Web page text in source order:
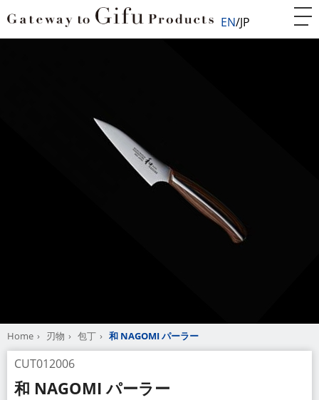
EN JP
Home 刃物 包丁 和 NAGOMI パーラー
CUT012006
和 NAGOMI パーラー